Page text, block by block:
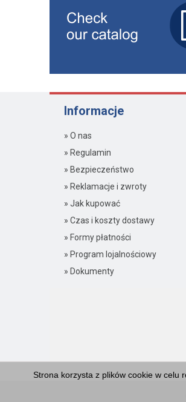
Informacje
» O nas
» Regulamin
» Bezpieczeństwo
» Reklamacje i zwroty
» Jak kupować
» Czas i koszty dostawy
» Formy płatności
» Program lojalnościowy
» Dokumenty
Strona korzysta z plików cookie w celu